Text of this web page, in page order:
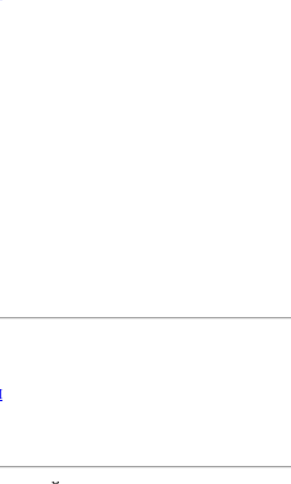
бесплатная доставка в
двери. Для срочных задач
в день заказа, что позволяет
максимально быстро.
качество и быстрые сроки
настенных календарей удобным
рекламы и